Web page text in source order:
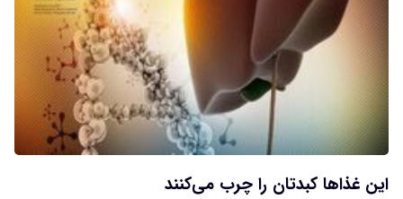
این غذاها کبدتان را چرب می‌کنند